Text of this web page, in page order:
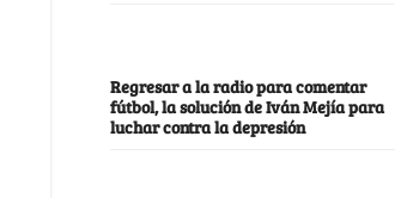
Regresar a la radio para comentar
fútbol, la solución de Iván Mejía para
luchar contra la depresión